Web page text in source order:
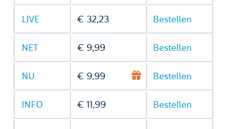
.LIVE € 32,23 Bestellen
.NET € 9,99 Bestellen
.NU € 9,99 Bestellen
.INFO € 11,99 Bestellen